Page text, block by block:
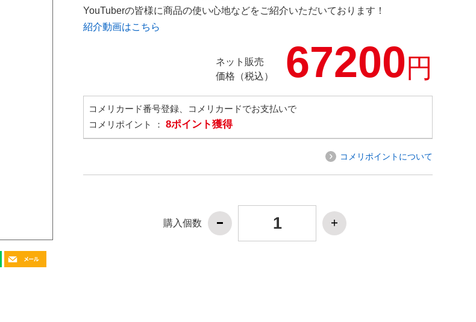
YouTuberの皆様に商品の使い心地などをご紹介いただいております！
紹介動画はこちら
ネット販売
価格（税込）
67200円
コメリカード番号登録、コメリカードでお支払いで
コメリポイント ： 8ポイント獲得
コメリポイントについて
購入個数